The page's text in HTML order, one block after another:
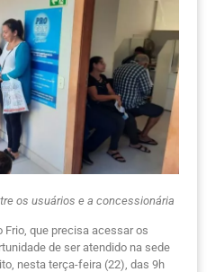
os usuários e a concessionária
Frio, que precisa acessar os
de ser atendido na sede
nesta terça-feira (22), das 9h